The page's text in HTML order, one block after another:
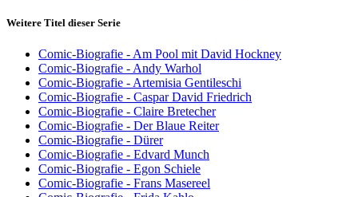
Weitere Titel dieser Serie
Comic-Biografie - Am Pool mit David Hockney
Comic-Biografie - Andy Warhol
Comic-Biografie - Artemisia Gentileschi
Comic-Biografie - Caspar David Friedrich
Comic-Biografie - Claire Bretecher
Comic-Biografie - Der Blaue Reiter
Comic-Biografie - Dürer
Comic-Biografie - Edvard Munch
Comic-Biografie - Egon Schiele
Comic-Biografie - Frans Masereel